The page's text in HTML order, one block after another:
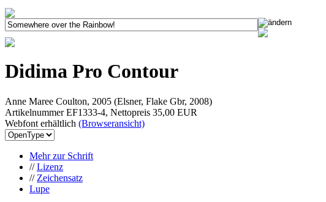
Didima Pro Contour
Anne Maree Coulton, 2005 (Elsner, Flake Gbr, 2008)
Artikelnummer EF1333-4, Nettopreis 35,00 EUR
Webfont erhältlich (Browseransicht)
Mehr zur Schrift
//Lizenz
// Zeichensatz
Lupe